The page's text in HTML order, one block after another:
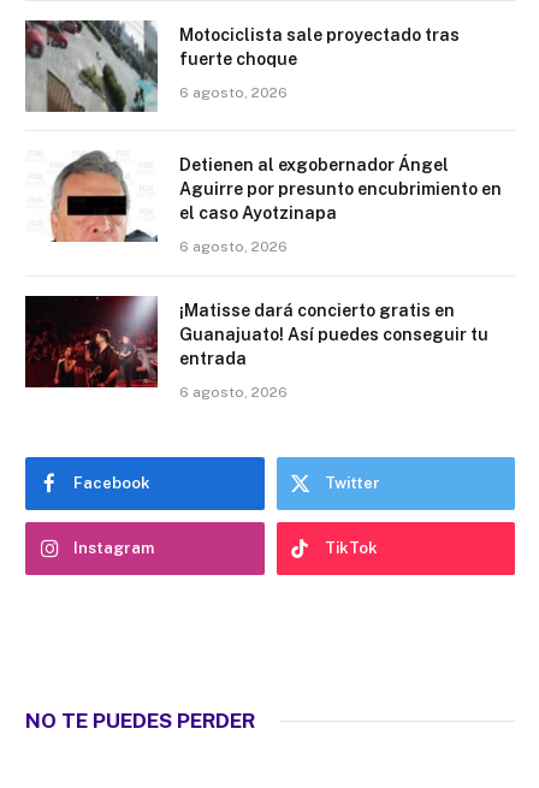
Motociclista sale proyectado tras
fuerte choque
6 agosto, 2026
Detienen al exgobernador Ángel
Aguirre por presunto encubrimiento en
el caso Ayotzinapa
6 agosto, 2026
¡Matisse dará concierto gratis en
Guanajuato! Así puedes conseguir tu
entrada
6 agosto, 2026
Facebook Twitter
Instagram TikTok
NO TE PUEDES PERDER